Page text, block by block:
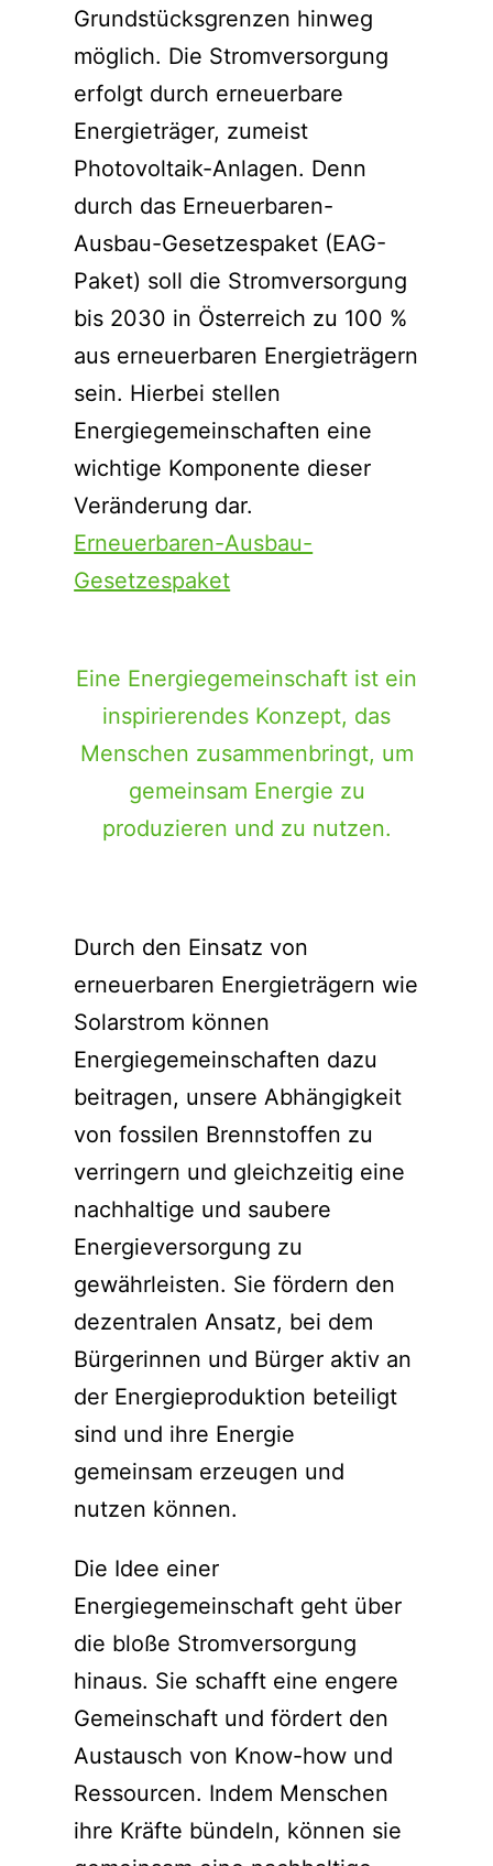
Grundstücksgrenzen hinweg
möglich. Die Stromversorgung
erfolgt durch erneuerbare
Energieträger, zumeist
Photovoltaik-Anlagen. Denn
durch das Erneuerbaren-
Ausbau-Gesetzespaket (EAG-
Paket) soll die Stromversorgung
bis 2030 in Österreich zu 100 %
aus erneuerbaren Energieträgern
sein. Hierbei stellen
Energiegemeinschaften eine
wichtige Komponente dieser
Veränderung dar.
Erneuerbaren-Ausbau-
Gesetzespaket
Eine Energiegemeinschaft ist ein
inspirierendes Konzept, das
Menschen zusammenbringt, um
gemeinsam Energie zu
produzieren und zu nutzen.
Durch den Einsatz von
erneuerbaren Energieträgern wie
Solarstrom können
Energiegemeinschaften dazu
beitragen, unsere Abhängigkeit
von fossilen Brennstoffen zu
verringern und gleichzeitig eine
nachhaltige und saubere
Energieversorgung zu
gewährleisten. Sie fördern den
dezentralen Ansatz, bei dem
Bürgerinnen und Bürger aktiv an
der Energieproduktion beteiligt
sind und ihre Energie
gemeinsam erzeugen und
nutzen können.
Die Idee einer
Energiegemeinschaft geht über
die bloße Stromversorgung
hinaus. Sie schafft eine engere
Gemeinschaft und fördert den
Austausch von Know-how und
Ressourcen. Indem Menschen
ihre Kräfte bündeln, können sie